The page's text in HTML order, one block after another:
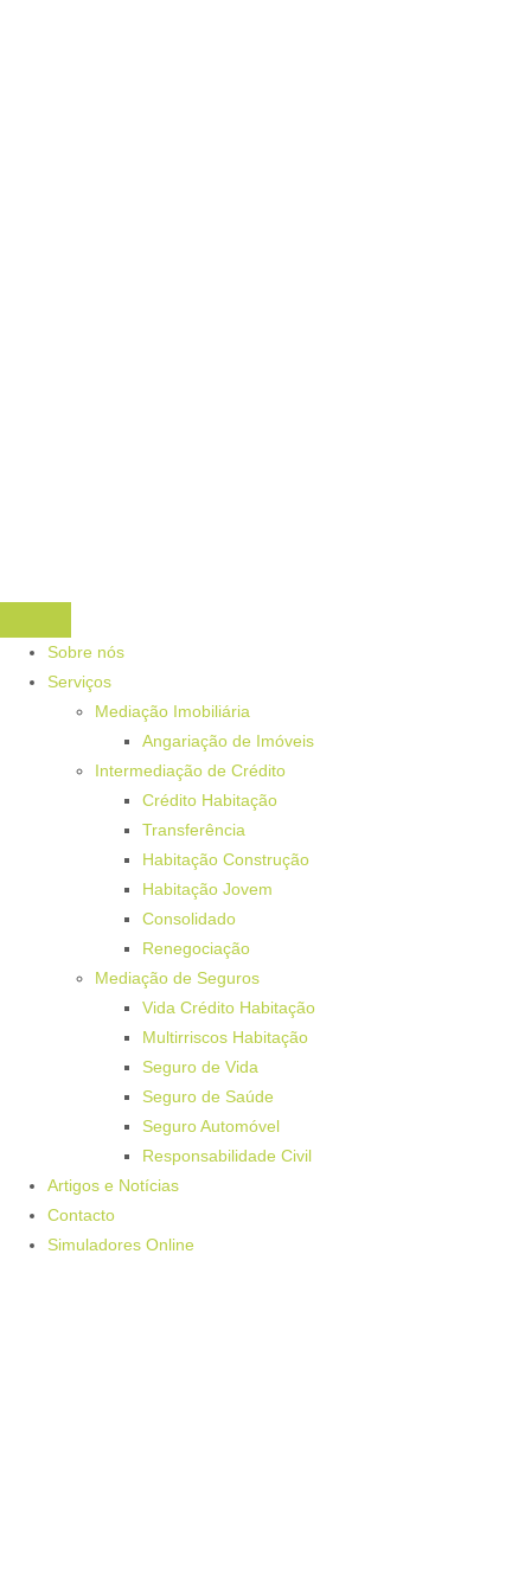
Sobre nós
Serviços
Mediação Imobiliária
Angariação de Imóveis
Intermediação de Crédito
Crédito Habitação
Transferência
Habitação Construção
Habitação Jovem
Consolidado
Renegociação
Mediação de Seguros
Vida Crédito Habitação
Multirriscos Habitação
Seguro de Vida
Seguro de Saúde
Seguro Automóvel
Responsabilidade Civil
Artigos e Notícias
Contacto
Simuladores Online